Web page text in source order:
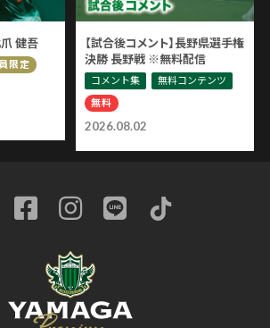
爪 健吾
限定
2026.08.02
【試合後コメント】長野県選手権
決勝 長野戦 ※無料配信
コメント集
無料コンテンツ
無料